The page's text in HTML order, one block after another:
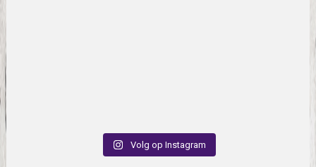
Volg op Instagram